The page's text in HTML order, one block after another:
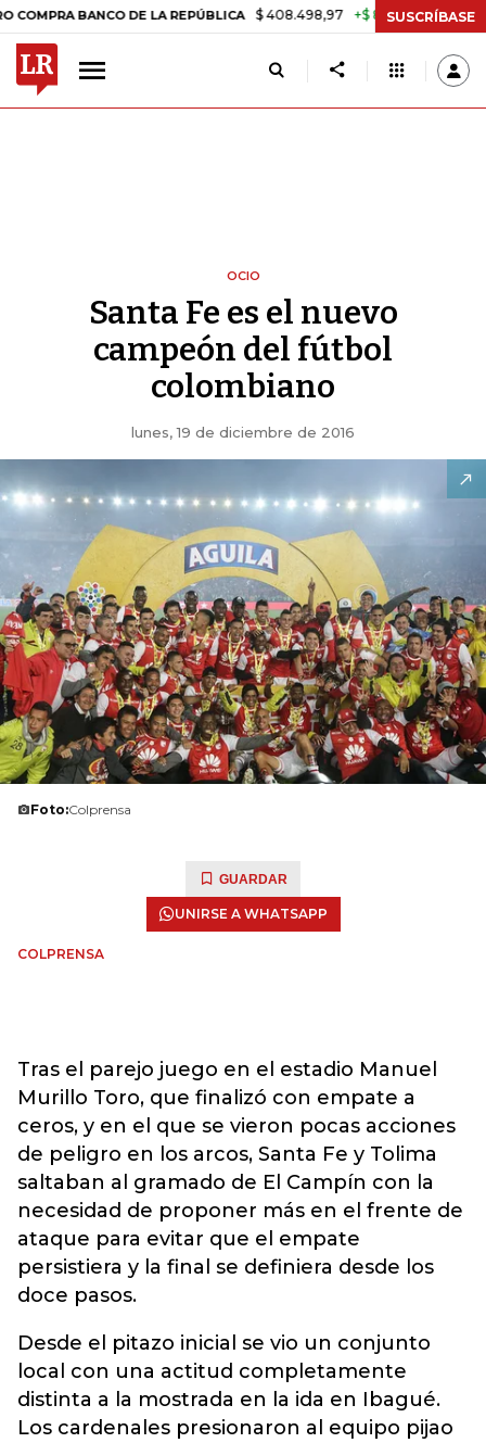
BANCO DE LA REPÚBLICA $ 408.498,97 +$ 8.753,81 +2,19%
SUSCRÍBASE
OCIO
Santa Fe es el nuevo
campeón del fútbol
colombiano
lunes, 19 de diciembre de 2016
Foto:Colprensa
GUARDAR
UNIRSE A WHATSAPP
COLPRENSA
Tras el parejo juego en el estadio Manuel
Murillo Toro, que finalizó con empate a
ceros, y en el que se vieron pocas acciones
de peligro en los arcos, Santa Fe y Tolima
saltaban al gramado de El Campín con la
necesidad de proponer más en el frente de
ataque para evitar que el empate
persistiera y la final se definiera desde los
doce pasos.
Desde el pitazo inicial se vio un conjunto
local con una actitud completamente
distinta a la mostrada en la ida en Ibagué.
Los cardenales presionaron al equipo pijao